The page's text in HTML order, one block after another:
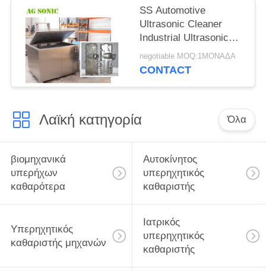
SS Automotive
Ultrasonic Cleaner
Industrial Ultrasonic
Washer for Surgical
Instrument
negotiable MOQ:1ΜΟΝΑΔΑ
CONTACT
Λαϊκή κατηγορία Όλα
βιομηχανικά
υπερήχων
καθαρότερα
Αυτοκίνητος
υπερηχητικός
καθαριστής
Υπερηχητικός
καθαριστής μηχανών
Ιατρικός
υπερηχητικός
καθαριστής